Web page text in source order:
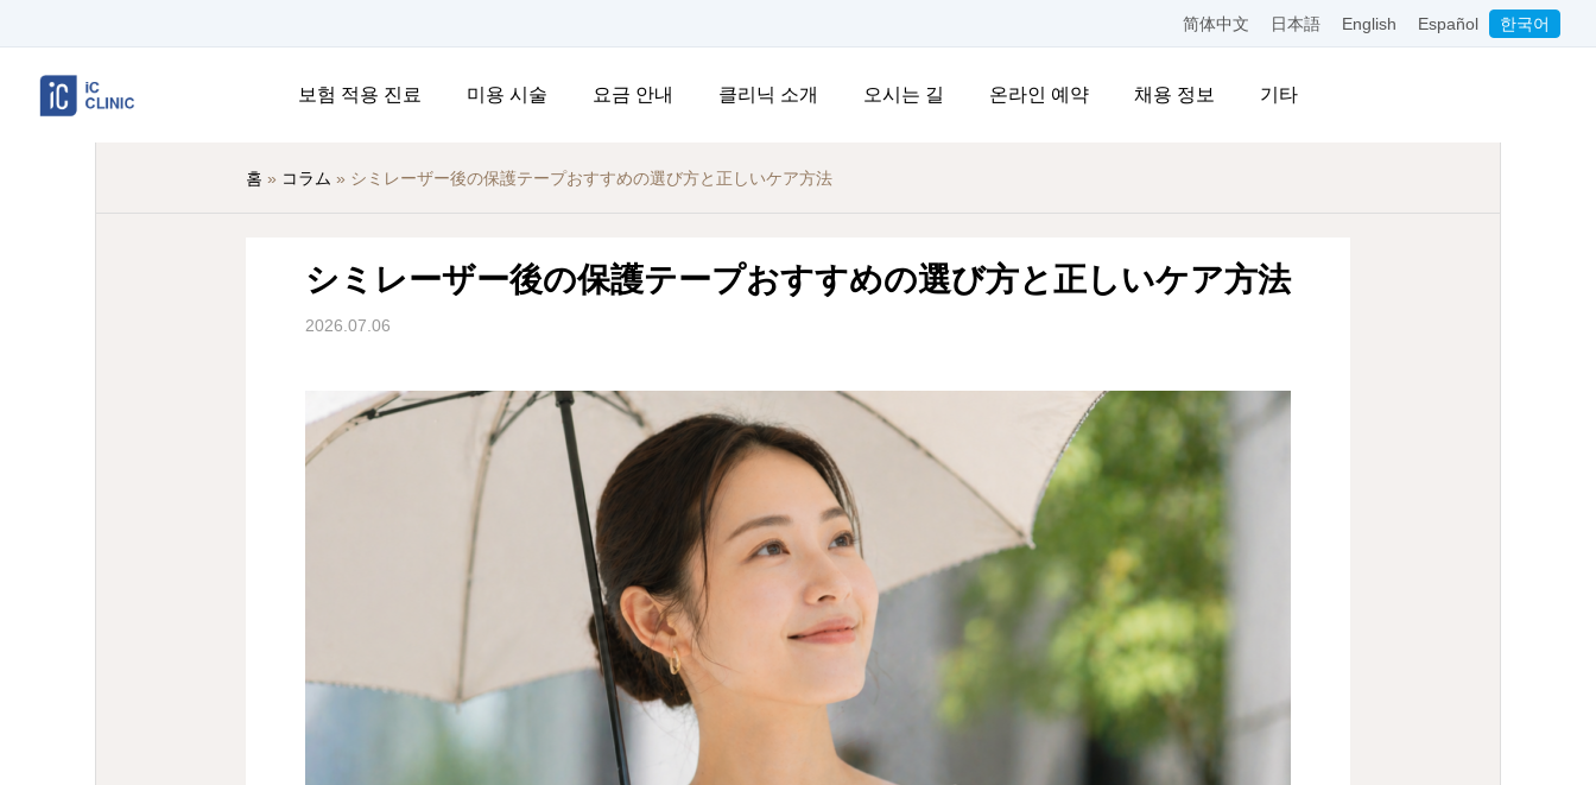
简体中文 日本語 English Español 한국어
보험 적용 진료 미용 시술 요금 안내 클리닉 소개 오시는 길 온라인 예약 채용 정보 기타
홈 » コラム » シミレーザー後の保護テープおすすめの選び方と正しいケア方法
シミレーザー後の保護テープおすすめの選び方と正しいケア方法
2026.07.06